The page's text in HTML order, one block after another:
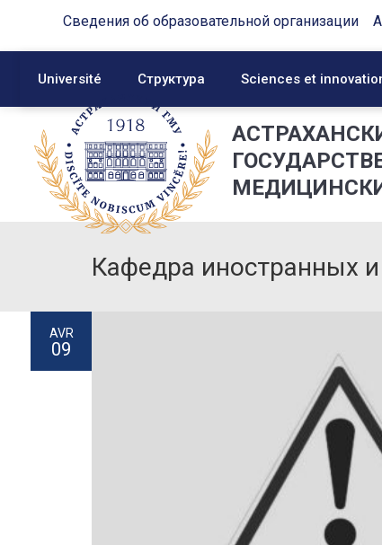
Сведения об образовательной организации
Université Структура Sciences et
Кафедра иностранных
AVR
09